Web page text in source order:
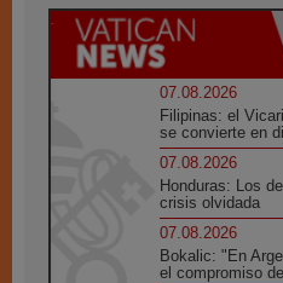
07.08.2026
Filipinas: el
se convierte en
07.08.2026
Honduras: Los
crisis olvidada
07.08.2026
Bokalic: "En
el compromiso